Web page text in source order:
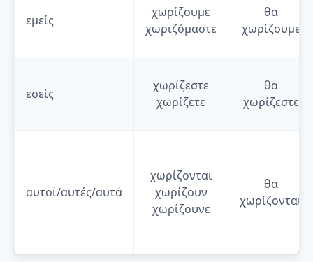
εμείς
χωρίζουμε
χωριζόμαστε
θα
χωρίζουμε
εσείς
χωρίζεστε
χωρίζετε
θα
χωρίζεστε
αυτοί/αυτές/αυτά
χωρίζονται
χωρίζουν
χωρίζουνε
θα
χωρίζονται